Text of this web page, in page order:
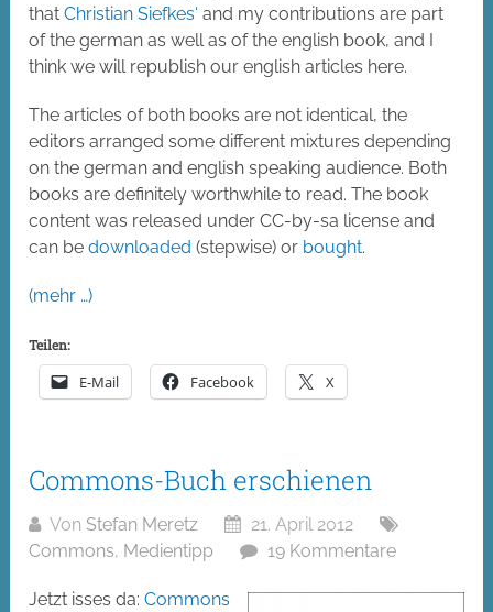
thatChristian Siefkes‘ and my contributions are part
of the german as well as of the english book, and I
think we will republish our english articles here.
The articles of both books are not identical, the
editors arranged some different mixtures depending
on the german and english speaking audience. Both
books are definitely worthwhile to read. The book
content was released under CC-by-sa license and
can bedownloaded (stepwise) or bought.
(mehr …)
Teilen:
E-Mail Facebook X
Commons-Buch erschienen
Von Stefan Meretz
21. April 2012
Commons, Medientipp 19 Kommentare
Jetzt isses da:Commons